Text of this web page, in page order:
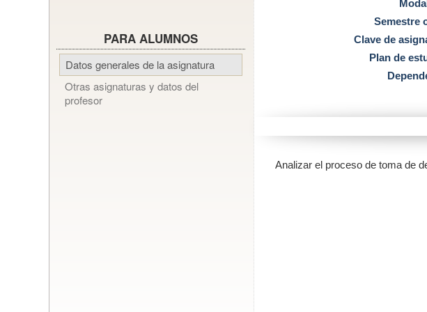
PARA ALUMNOS
Datos generales de la asignatura
Otras asignaturas y datos del
profesor
Semestre
Clave de
Plan de
Analizar el proceso de toma de